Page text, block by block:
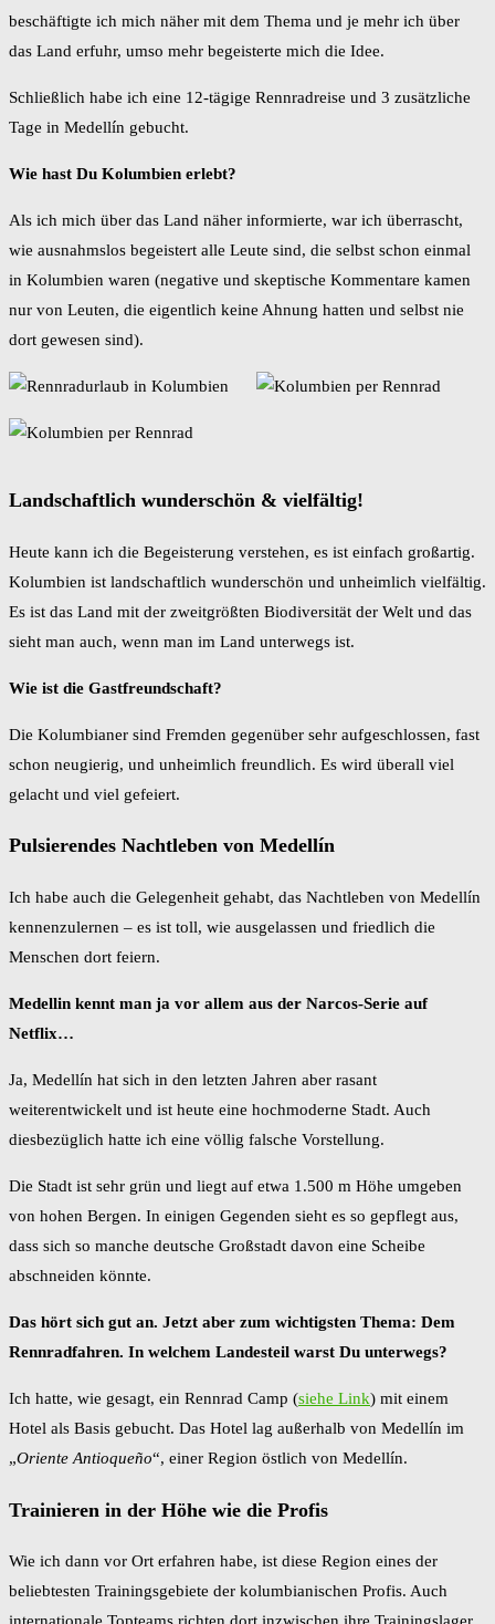
beschäftigte ich mich näher mit dem Thema und je mehr ich über
das Land erfuhr, umso mehr begeisterte mich die Idee.
Schließlich habe ich eine 12-tägige Rennradreise und 3 zusätzliche
Tage in Medellín gebucht.
Wie hast Du Kolumbien erlebt?
Als ich mich über das Land näher informierte, war ich überrascht,
wie ausnahmslos begeistert alle Leute sind, die selbst schon einmal
in Kolumbien waren (negative und skeptische Kommentare kamen
nur von Leuten, die eigentlich keine Ahnung hatten und selbst nie
dort gewesen sind).
Landschaftlich wunderschön & vielfältig!
Heute kann ich die Begeisterung verstehen, es ist einfach großartig.
Kolumbien ist landschaftlich wunderschön und unheimlich vielfältig.
Es ist das Land mit der zweitgrößten Biodiversität der Welt und das
sieht man auch, wenn man im Land unterwegs ist.
Wie ist die Gastfreundschaft?
Die Kolumbianer sind Fremden gegenüber sehr aufgeschlossen, fast
schon neugierig, und unheimlich freundlich. Es wird überall viel
gelacht und viel gefeiert.
Pulsierendes Nachtleben von Medellín
Ich habe auch die Gelegenheit gehabt, das Nachtleben von Medellín
kennenzulernen – es ist toll, wie ausgelassen und friedlich die
Menschen dort feiern.
Medellin kennt man ja vor allem aus der Narcos-Serie auf
Netflix…
Ja, Medellín hat sich in den letzten Jahren aber rasant
weiterentwickelt und ist heute eine hochmoderne Stadt. Auch
diesbezüglich hatte ich eine völlig falsche Vorstellung.
Die Stadt ist sehr grün und liegt auf etwa 1.500 m Höhe umgeben
von hohen Bergen. In einigen Gegenden sieht es so gepflegt aus,
dass sich so manche deutsche Großstadt davon eine Scheibe
abschneiden könnte.
Das hört sich gut an. Jetzt aber zum wichtigsten Thema: Dem
Rennradfahren. In welchem Landesteil warst Du unterwegs?
Ich hatte, wie gesagt, ein Rennrad Camp (siehe Link) mit einem
Hotel als Basis gebucht. Das Hotel lag außerhalb von Medellín im
„Oriente Antioqueño“, einer Region östlich von Medellín.
Trainieren in der Höhe wie die Profis
Wie ich dann vor Ort erfahren habe, ist diese Region eines der
beliebtesten Trainingsgebiete der kolumbianischen Profis. Auch